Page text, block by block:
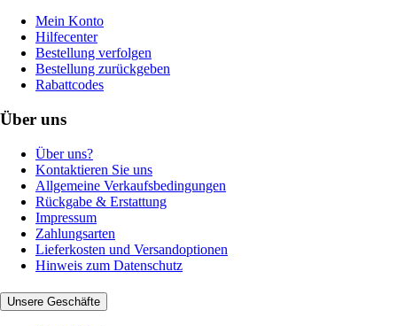
Mein Konto
Hilfecenter
Bestellung verfolgen
Bestellung zurückgeben
Rabattcodes
Über uns
Über uns?
Kontaktieren Sie uns
Allgemeine Verkaufsbedingungen
Rückgabe & Erstattung
Impressum
Zahlungsarten
Lieferkosten und Versandoptionen
Hinweis zum Datenschutz
Unsere Geschäfte